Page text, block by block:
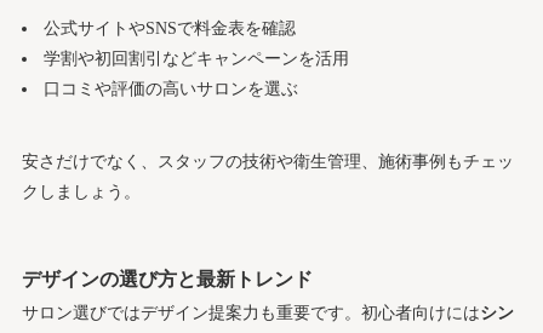
公式サイトやSNSで料金表を確認
学割や初回割引などキャンペーンを活用
口コミや評価の高いサロンを選ぶ
安さだけでなく、スタッフの技術や衛生管理、施術事例もチェッ
クしましょう。
デザインの選び方と最新トレンド
サロン選びではデザイン提案力も重要です。初心者向けにはシン